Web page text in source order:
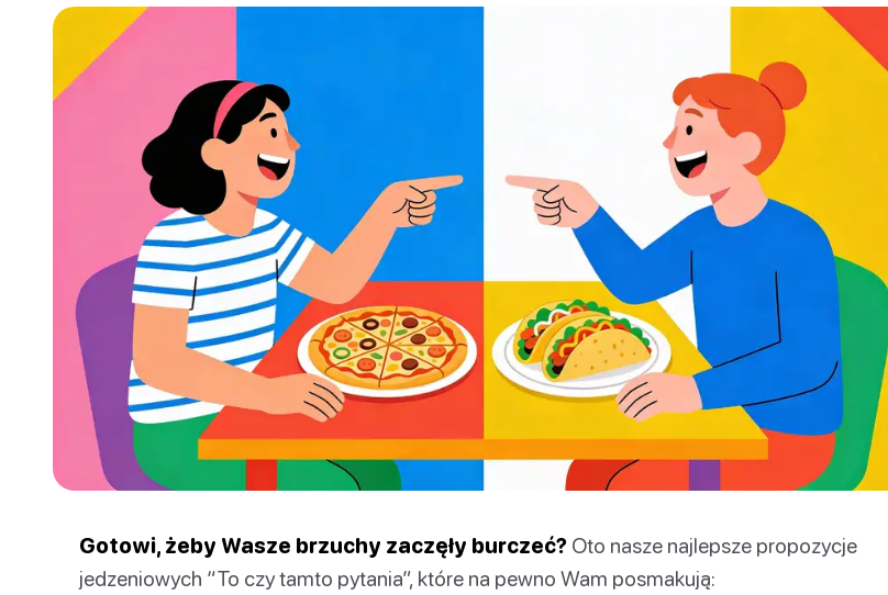
Gotowi, żeby Wasze brzuchy zaczęły burczeć? Oto nasze najlepsze propozycje
jedzeniowych “To czy tamto pytania”, które na pewno Wam posmakują: